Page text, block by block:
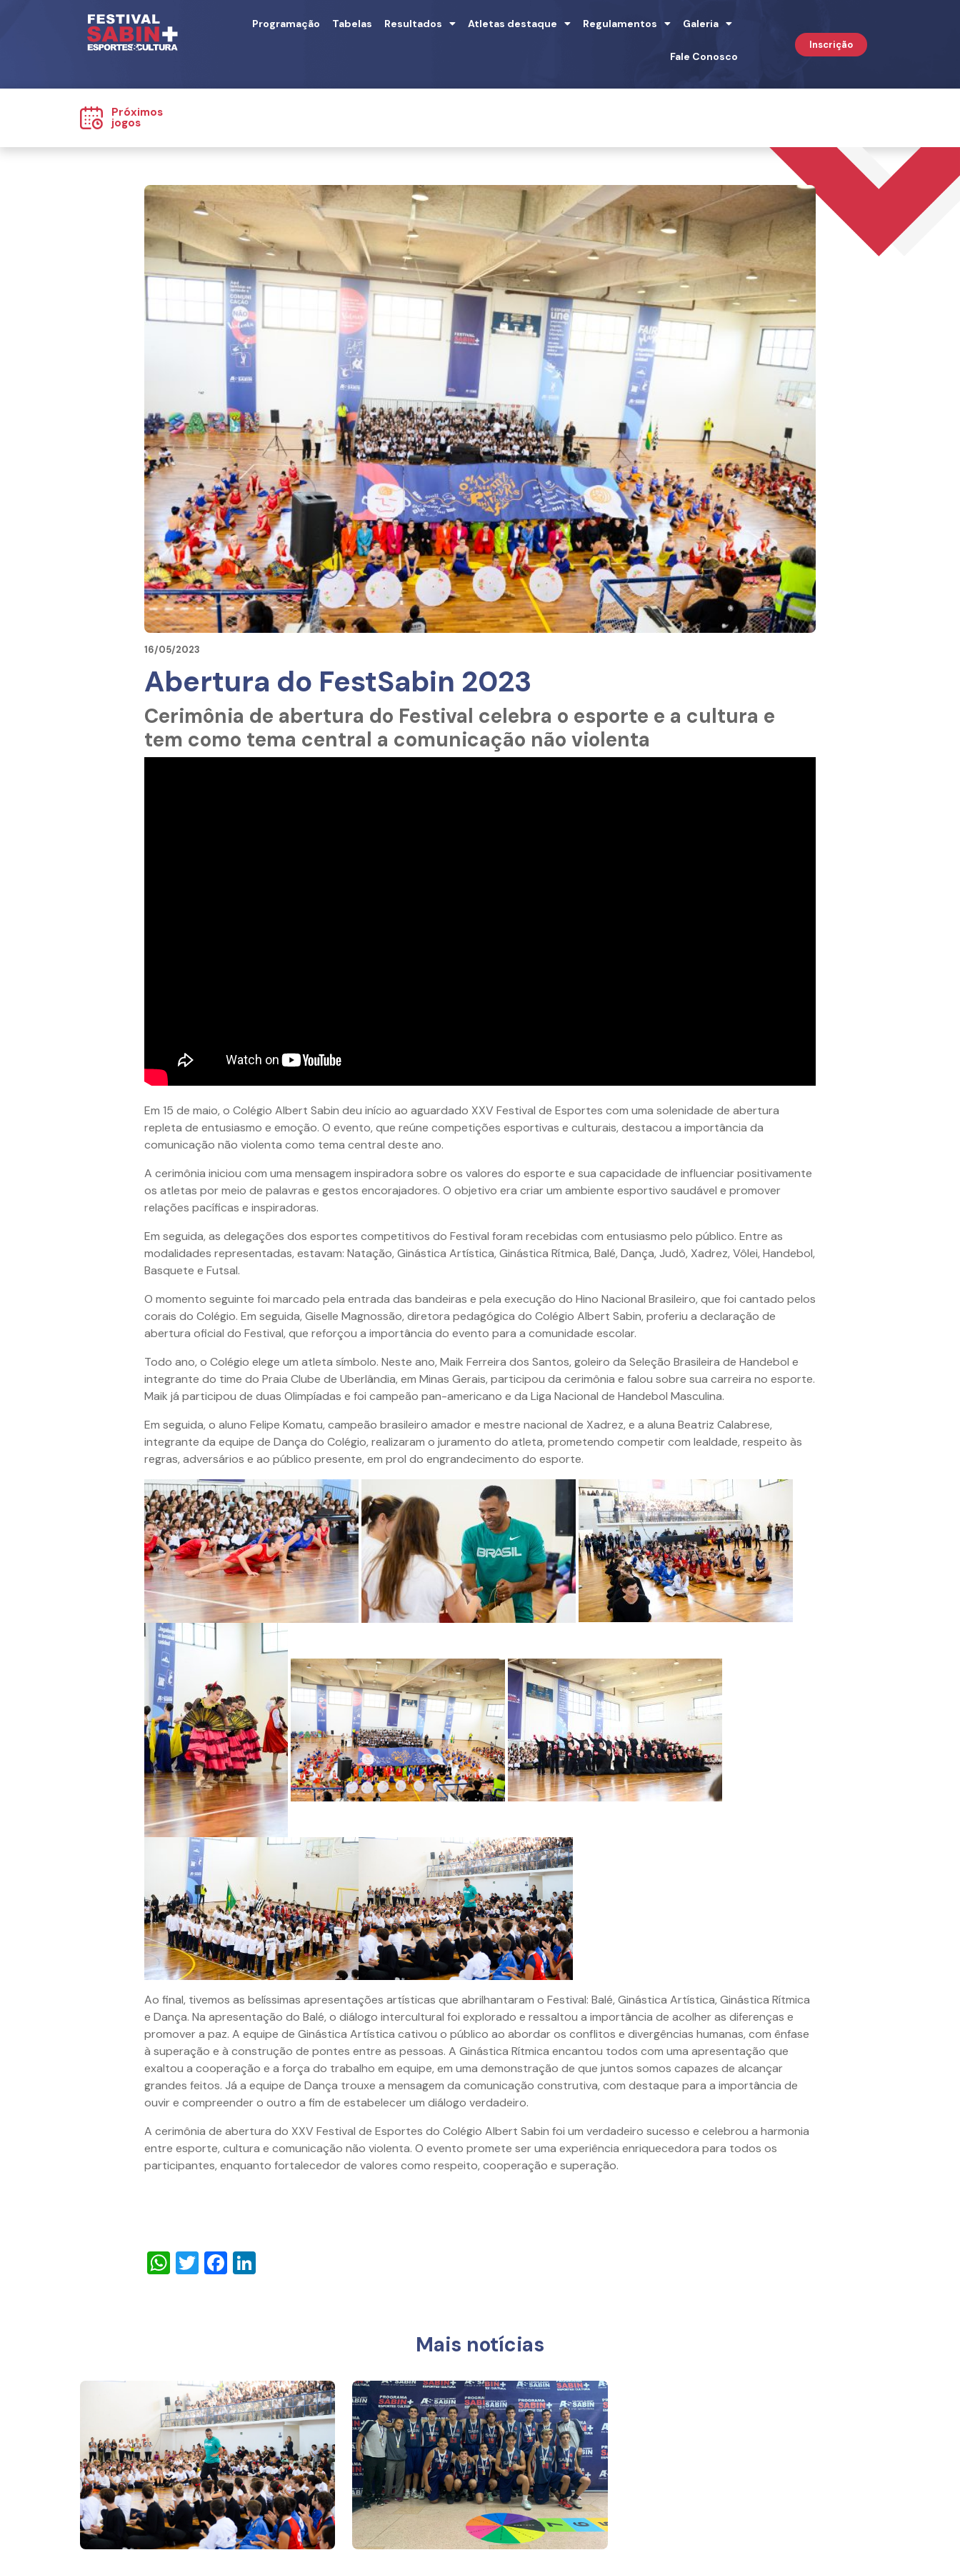
Programação Tabelas Resultados Atletas destaque Regulamentos Galeria
Fale Conosco
Inscrição
Próximos
jogos
16/05/2023
Abertura do FestSabin 2023
Cerimônia de abertura do Festival celebra o esporte e a cultura e
tem como tema central a comunicação não violenta
Em 15 de maio, o Colégio Albert Sabin deu início ao aguardado XXV Festival de Esportes com uma solenidade de abertura
repleta de entusiasmo e emoção. O evento, que reúne competições esportivas e culturais, destacou a importância da
comunicação não violenta como tema central deste ano.
A cerimônia iniciou com uma mensagem inspiradora sobre os valores do esporte e sua capacidade de influenciar positivamente
os atletas por meio de palavras e gestos encorajadores. O objetivo era criar um ambiente esportivo saudável e promover
relações pacíficas e inspiradoras.
Em seguida, as delegações dos esportes competitivos do Festival foram recebidas com entusiasmo pelo público. Entre as
modalidades representadas, estavam: Natação, Ginástica Artística, Ginástica Rítmica, Balé, Dança, Judô, Xadrez, Vôlei, Handebol,
Basquete e Futsal.
O momento seguinte foi marcado pela entrada das bandeiras e pela execução do Hino Nacional Brasileiro, que foi cantado pelos
corais do Colégio. Em seguida, Giselle Magnossão, diretora pedagógica do Colégio Albert Sabin, proferiu a declaração de
abertura oficial do Festival, que reforçou a importância do evento para a comunidade escolar.
Todo ano, o Colégio elege um atleta símbolo. Neste ano, Maik Ferreira dos Santos, goleiro da Seleção Brasileira de Handebol e
integrante do time do Praia Clube de Uberlândia, em Minas Gerais, participou da cerimônia e falou sobre sua carreira no esporte.
Maik já participou de duas Olimpíadas e foi campeão pan-americano e da Liga Nacional de Handebol Masculina.
Em seguida, o aluno Felipe Komatu, campeão brasileiro amador e mestre nacional de Xadrez, e a aluna Beatriz Calabrese,
integrante da equipe de Dança do Colégio, realizaram o juramento do atleta, prometendo competir com lealdade, respeito às
regras, adversários e ao público presente, em prol do engrandecimento do esporte.
Ao final, tivemos as belíssimas apresentações artísticas que abrilhantaram o Festival: Balé, Ginástica Artística, Ginástica Rítmica
e Dança. Na apresentação do Balé, o diálogo intercultural foi explorado e ressaltou a importância de acolher as diferenças e
promover a paz. A equipe de Ginástica Artística cativou o público ao abordar os conflitos e divergências humanas, com ênfase
à superação e à construção de pontes entre as pessoas. A Ginástica Rítmica encantou todos com uma apresentação que
exaltou a cooperação e a força do trabalho em equipe, em uma demonstração de que juntos somos capazes de alcançar
grandes feitos. Já a equipe de Dança trouxe a mensagem da comunicação construtiva, com destaque para a importância de
ouvir e compreender o outro a fim de estabelecer um diálogo verdadeiro.
A cerimônia de abertura do XXV Festival de Esportes do Colégio Albert Sabin foi um verdadeiro sucesso e celebrou a harmonia
entre esporte, cultura e comunicação não violenta. O evento promete ser uma experiência enriquecedora para todos os
participantes, enquanto fortalecedor de valores como respeito, cooperação e superação.
WhatsApp
TwitterFacebook
Mais notícias